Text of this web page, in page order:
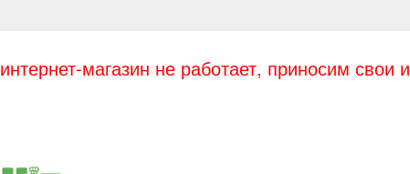
интернет-магазин не работает, приносим свои